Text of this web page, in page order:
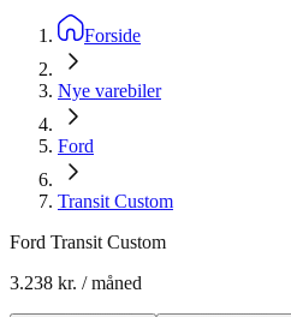
Forside
Nye varebiler
Ford
Transit Custom
Ford Transit Custom
3.238 kr. / måned